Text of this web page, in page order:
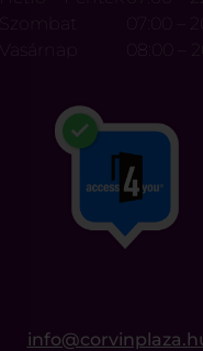
Szombat
Vasárnap
08:00 –